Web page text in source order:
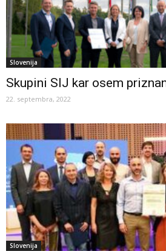
Slovenija
Skupini SIJ kar osem
22. septembra, 2022
Slovenija